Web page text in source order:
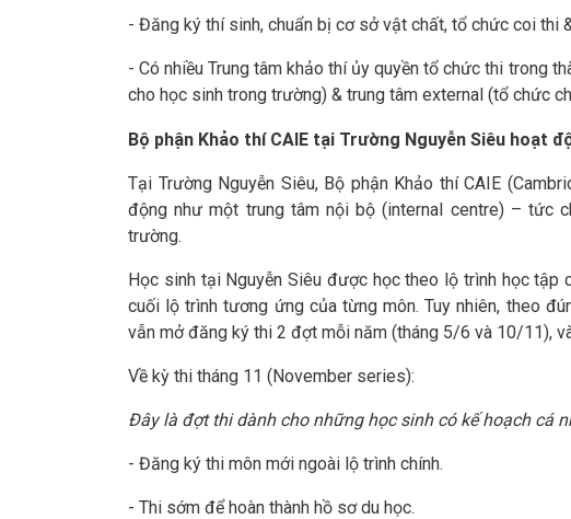
- Đăng ký thí sinh, chuẩn bị cơ sở vật chất, tổ chức coi thi
- Có nhiều Trung tâm khảo thí ủy quyền tổ chức thi trong
cho học sinh trong trường) & trung tâm external (tổ chức
Bộ phận Khảo thí CAIE tại Trường Nguyễn Siêu hoạt
Tại Trường Nguyễn Siêu, Bộ phận Khảo thí CAIE
động như một trung tâm nội bộ (internal centre) – tức
trường.
Học sinh tại Nguyễn Siêu được học theo lộ trình học tập
cuối lộ trình tương ứng của từng môn. Tuy nhiên, theo
vẫn mở đăng ký thi 2 đợt mỗi năm (tháng 5/6 và 10/11),
Về kỳ thi tháng 11 (November series):
Đây là đợt thi dành cho những học sinh có kế hoạch cá
- Đăng ký thi môn mới ngoài lộ trình chính.
- Thi sớm để hoàn thành hồ sơ du học.